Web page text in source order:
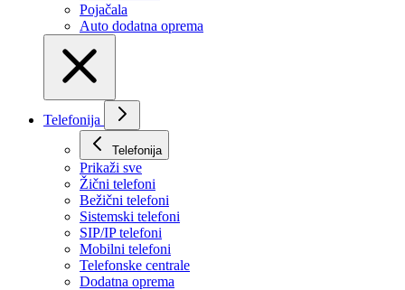
Pojačala
Auto dodatna oprema
Telefonija
Telefonija
Prikaži svе
Žični telefoni
Bežični telefoni
Sistemski telefoni
SIP/IP telefoni
Mobilni telefoni
Telefonske centrale
Dodatna oprema